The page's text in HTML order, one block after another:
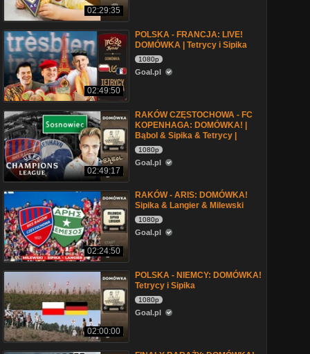
02:29:35
02:49:50
POLSKA - FRANCJA: LIVE!
DOMÓWKA | Tetrycy i Sipika
1080p
Goal.pl
02:49:17
RAKÓW CZĘSTOCHOWA - FC
KOPENHAGA: DOMÓWKA! |
Bąbol & Sipika & Tetrycy |
1080p
Goal.pl
02:24:50
RAKÓW - ARIS: DOMÓWKA!
Sipika & Langier & Milewski
1080p
Goal.pl
02:00:00
POLSKA - NIEMCY: DOMÓWKA!
Tetrycy i Sipika
1080p
Goal.pl